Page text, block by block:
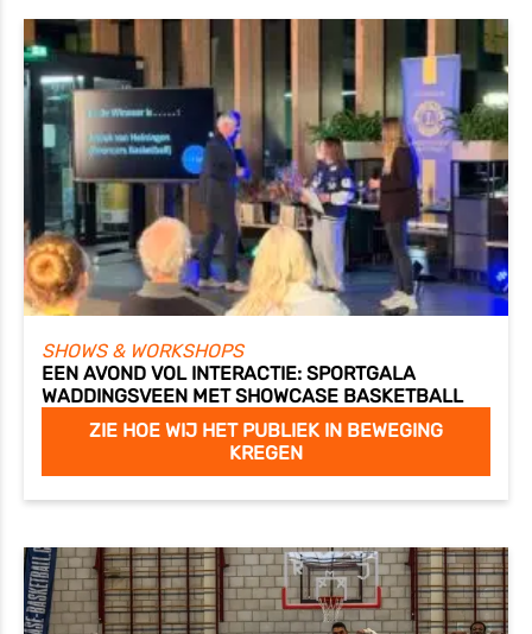
SHOWS & WORKSHOPS
EEN AVOND VOL INTERACTIE: SPORTGALA
WADDINGSVEEN MET SHOWCASE BASKETBALL
ZIE HOE WIJ HET PUBLIEK IN BEWEGING
KREGEN